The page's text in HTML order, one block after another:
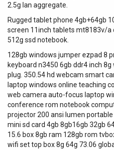
2.5g lan aggregate.
Rugged tablet phone 4gb+64gb
screen 11inch tablets mt8183v/a
512g ssd notebook.
128gb windows jumper ezpad 8
keyboard n3450 6gb ddr4 inch
plug. 350.54 hd webcam smart
laptop windows online teaching
web camera auto-focus laptop
conference rom notebook
projector 200 ansi lumen
mini sd card 4gb 8gb16gb 32gb
15.6 box 8gb ram 128gb rom
wifi set top box 8g 64g 73.06